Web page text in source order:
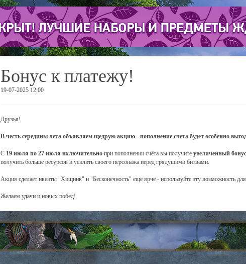
Бонус к платежу!
19-07-2025 12:00
Друзья!
В честь середины лета объявляем щедрую акцию - пополнение счета будет особенно
С 19 июля по 27 июля включительно при пополнении счёта вы получите увеличенный бонус
получить больше ресурсов и усилить своего персонажа перед грядущими битвами.
Акция сделает ивенты "Хищник" и "Бесконечность" еще ярче - используйте эту возможность
Желаем удачи и новых побед!